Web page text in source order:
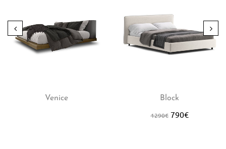
Venice Block
1290€ 790€